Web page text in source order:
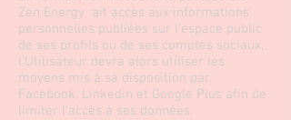
Zen Energy ait accès aux informations
personnelles publiées sur l’espace public
de ses profils ou de ses comptes sociaux,
l’Utilisateur devra alors utiliser les
moyens mis à sa disposition par
Facebook, Linkedin et Google Plus afin de
limiter l’accès à ses données.